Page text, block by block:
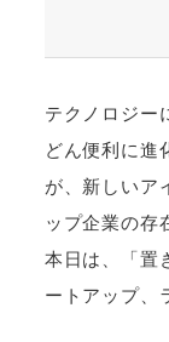
テクノロジー
どん便利に進
が、新しいア
ップ企業の存
本日は、「置
ートアップ、